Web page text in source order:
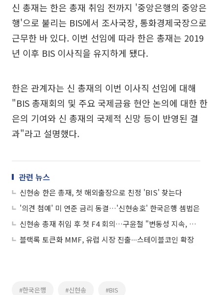
신 총재는 한은 총재 취임 전까지 '중앙은행의 중앙은
행'으로 불리는 BIS에서 조사국장, 통화경제국장으로
근무한 바 있다. 이번 선임에 따라 한은 총재는 2019
년 이후 BIS 이사직을 유지하게 됐다.
한은 관계자는 신 총재의 이번 이사직 선임에 대해
"BIS 총재회의 및 주요 국제금융 현안 논의에 대한 한
은의 기여와 신 총재의 국제적 신망 등이 반영된 결
과"라고 설명했다.
관련 뉴스
신현송 한은 총재, 첫 해외출장으로 친정 'BIS' 찾는다
'의견 첨예' 미 연준 금리 동결…'신현송호' 한국은행 셈법은
신현송 총재 취임 후 첫 F4 회의…구윤철 "변동성 지속, 필요시 안정조치"
블랙록 토큰화 MMF, 유럽 시장 진출∙∙∙스테이블코인 확장
#한국은행 #신현송 #BIS